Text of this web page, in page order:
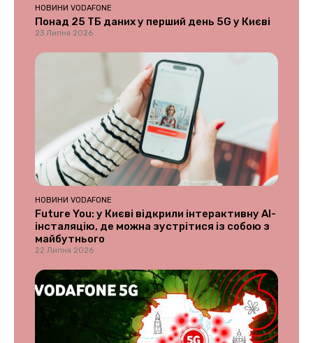
НОВИНИ VODAFONE
Понад 25 ТБ даних у перший день 5G у Києві
23 Липня 2026
НОВИНИ VODAFONE
Future You: у Києві відкрили інтерактивну AI-
інсталяцію, де можна зустрітися із собою з
майбутнього
22 Липня 2026